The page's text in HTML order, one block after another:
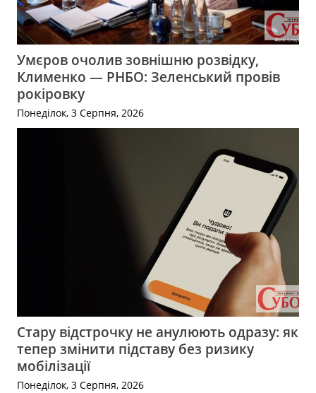
Умєров очолив зовнішню розвідку,
Клименко — РНБО: Зеленський провів
рокіровку
Понеділок, 3 Серпня, 2026
Стару відстрочку не анулюють одразу: як
тепер змінити підставу без ризику
мобілізації
Понеділок, 3 Серпня, 2026